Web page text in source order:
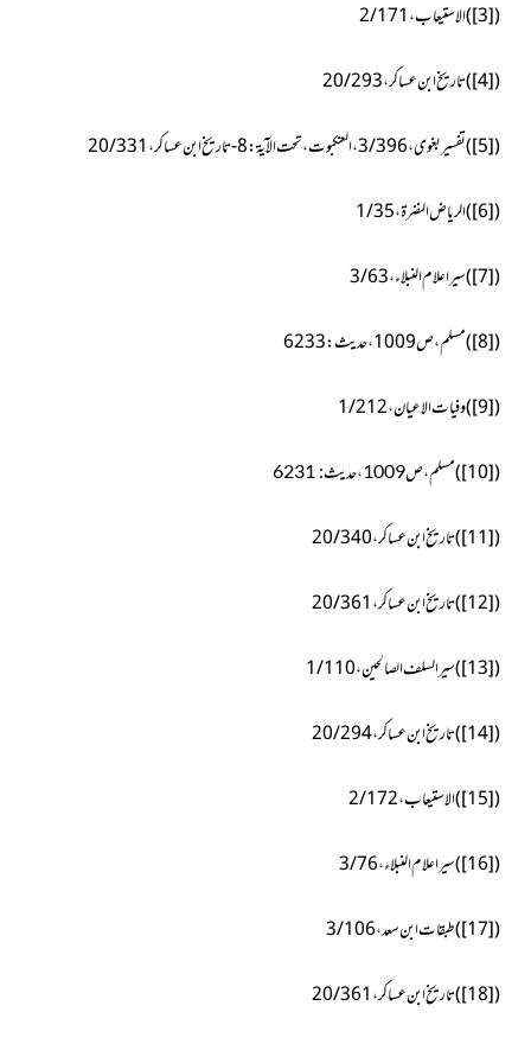
(
[3]
)الاستیعاب، 2/171
(
[4]
)تاریخ ابن عساکر، 20/293
(
[5]
)تفسیر بغوی،3/396، العنکبوت، تحت الآیۃ:8-تاریخ ابن عساکر، 20/331
(
[6]
)الریاض النضرۃ،1/35
(
[7]
)سیر اعلام النبلاء، 3/63
(
[8]
)مسلم،ص1009،حدیث:6233
(
[9]
)وفيات الاعيان، 1/212
(
[10]
)مسلم،ص1009،حدیث: 6231
(
[11]
)تاریخ ابن عساکر،20/340
(
[12]
)تاریخ ابن عساکر، 20/361
(
[13]
)سیر السلف الصالحین،1/110
(
[14]
)تاریخ ابن عساکر، 20/294
(
[15]
)الاستیعاب،2/172
(
[16]
)سیر اعلام النبلاء، 3/76
(
[17]
)طبقات ابن سعد، 3/106
(
[18]
)تاریخ ابن عساکر،20/361